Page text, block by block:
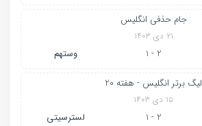
جام حذفی انگلیس
۲۱ دی ۱۴۰۳
2 - 1 وستهم
لیگ برتر انگلیس - هفته 20
۱۵ دی ۱۴۰۳
2 - 1 لسترسیتی